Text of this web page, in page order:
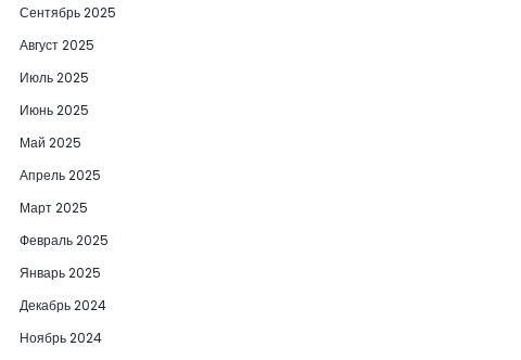
Сентябрь 2025
Август 2025
Июль 2025
Июнь 2025
Май 2025
Апрель 2025
Март 2025
Февраль 2025
Январь 2025
Декабрь 2024
Ноябрь 2024